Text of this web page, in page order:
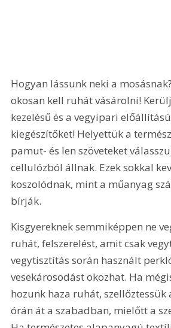
Hogyan lássunk neki a
okosan kell ruhát vásárolni!
kezelésű és a vegyipari
kiegészítőket! Helyettük a
pamut- és len szöveteket
cellulózból állnak. Ezek sokkal
koszolódnak, mint a műanyag
bírják.
Kisgyereknek semmiképpen ne
ruhát, felszerelést, amit csak
vegytisztítás során használt
vesekárosodást okozhat. Ha
hozunk haza ruhát, szellőztessük
órán át a szabadban, mielőtt a